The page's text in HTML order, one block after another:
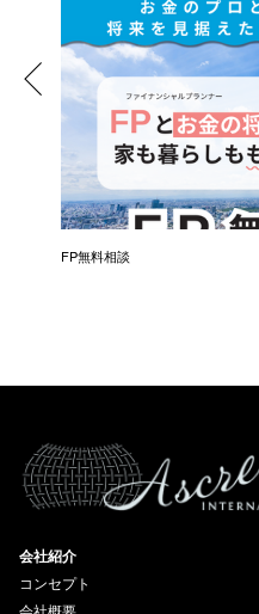
FP無料相談
会社紹介
コンセプト